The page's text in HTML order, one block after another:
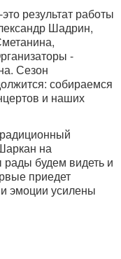
результат работы
Шадрин,
-
Сезон
собираемся
и наших
на
будем видеть и
приедет
эмоции усилены